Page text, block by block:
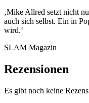
‚Mike Allred setzt nicht
auch sich selbst. Ein in
wird.‘
SLAM Magazin
Rezensionen
Es gibt noch keine